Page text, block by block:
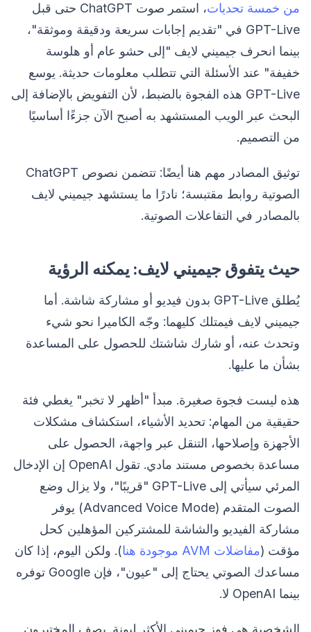
من خمسة تحديات
، استمر صوت ChatGPT حتى قبل
GPT-Live في "تقديم إجابات سريعة ودقيقة وموثقة"،
بينما انحرف جيميني لايف "إلى حشو عام أو هلوسة
خفيفة" عند الأسئلة التي تتطلب معلومات حديثة. يوسع
GPT-Live هذه الفجوة بالضبط، لأن التفويض بالإضافة إلى
البحث عبر الويب المستشهد به أصبح الآن جزءًا أساسيًا
من التصميم.
توثيق المصادر مهم هنا أيضًا: تتضمن نصوص ChatGPT
الصوتية روابط مقتبسة؛ نادرًا ما يستشهد جيميني لايف
بالمصادر في التفاعلات الصوتية.
حيث يتفوق جيميني لايف: يمكنه الرؤية
يُطلق GPT-Live بدون فيديو أو مشاركة شاشة. أما
جيميني لايف فيمتلك كليهما: وجّه الكاميرا نحو شيء
وتحدث عنه، أو شارك شاشتك للحصول على المساعدة
بشأن ما عليها.
هذه ليست فجوة صغيرة. مبدأ "أظهر لا تخبر" يغطي فئة
حقيقية من المهام: تحديد الأشياء، استكشاف مشكلات
الأجهزة وإصلاحها، التنقل عبر واجهة، الحصول على
مساعدة بخصوص مستند مادي. تقول OpenAI إن الإدخال
المرئي سيأتي إلى GPT-Live "قريبًا"، ولا يزال وضع
الصوت المتقدم (Advanced Voice Mode) يوفر
مشاركة الفيديو والشاشة للمشتركين المؤهلين كحل
مؤقت (مفاضلات AVM موجودة هنا
). ولكن اليوم، إذا كان
مساعدك الصوتي يحتاج إلى "عيون"، فإن Google توفره
بينما OpenAI لا.
الشخصية هي فوز جيميني الأكثر ليونة. يصف المختبرون